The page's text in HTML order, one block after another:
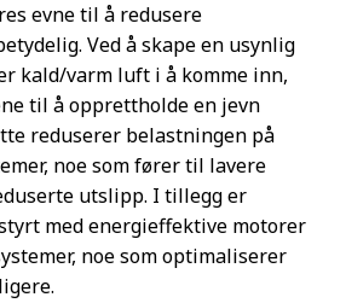
evne til å redusere
Ved å skape en usynlig
kald/varm luft i å komme inn,
til å opprettholde en jevn
reduserer belastningen på
noe som fører til lavere
utslipp. I tillegg er
med energieffektive motorer
noe som optimaliserer